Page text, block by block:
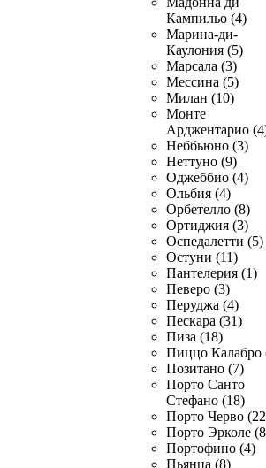
Кампильо (4)
Марина-ди-
Каулония (5)
Марсала (3)
Мессина (5)
Милан (10)
Монте
Арджентарио
Неббьюно (3)
Неттуно (9)
Оджеббио (4)
Ольбия (4)
Орбетелло (8)
Ортиджия (3)
Оспедалетти (5)
Остуни (11)
Пантелерия (1)
Певеро (3)
Перуджа (4)
Пескара (31)
Пиза (18)
Пиццо Калабро
Позитано (7)
Порто Санто
Стефано (18)
Порто Черво
Порто Эрколе
Портофино (4)
Пьянца (8)